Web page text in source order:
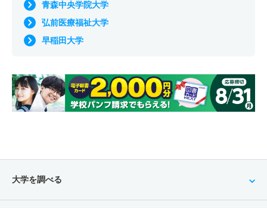
青森中央学院大学
弘前医療福祉大学
早稲田大学
大学を調べる